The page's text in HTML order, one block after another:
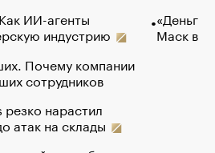
ИИ-агенты
индустрию
Почему компании
сотрудников
нарастил
атак на склады
«Деньги
Маск в